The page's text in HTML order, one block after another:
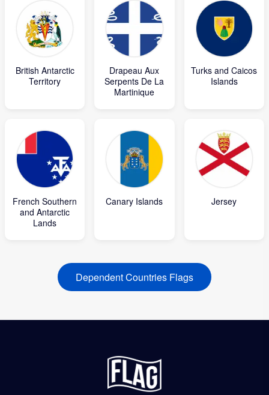
British Antarctic
Territory
Drapeau Aux
Serpents De La
Martinique
Turks and Caicos
Islands
French Southern
and Antarctic
Lands
Canary Islands Jersey
Dependent Countries Flags